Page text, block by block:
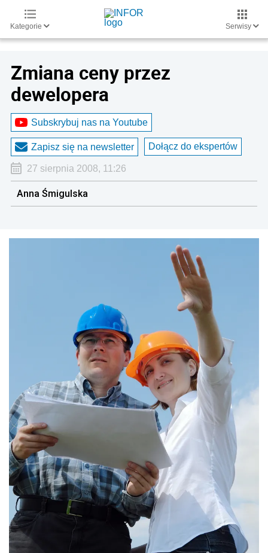
Kategorie Serwisy
Zmiana ceny przez
dewelopera
Subskrybuj nas na Youtube
Zapisz się na newsletter Dołącz do ekspertów
27 sierpnia 2008, 11:26
Anna Śmigulska